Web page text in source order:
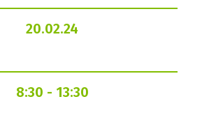
20.02.24
8:30 - 13:30